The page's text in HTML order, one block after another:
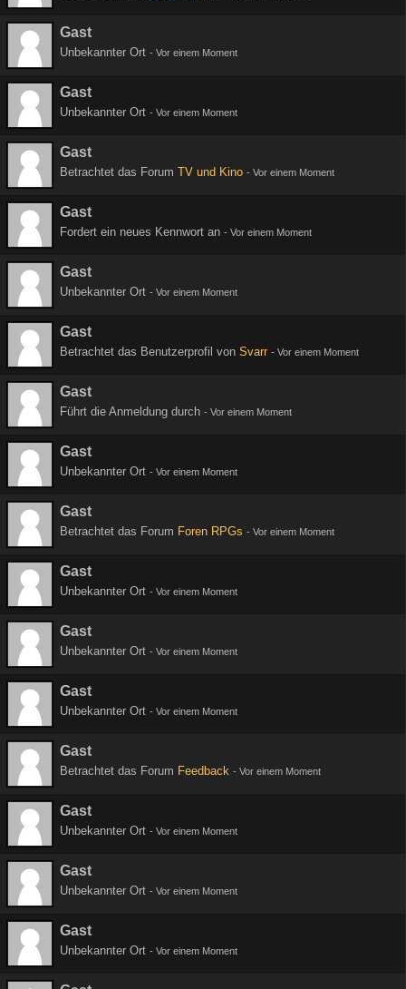
Gast
Unbekannter Ort - Vor einem Moment
Gast
Unbekannter Ort - Vor einem Moment
Gast
Betrachtet das Forum TV und Kino - Vor einem Moment
Gast
Fordert ein neues Kennwort an - Vor einem Moment
Gast
Unbekannter Ort - Vor einem Moment
Gast
Betrachtet das Benutzerprofil von Svarr - Vor einem Moment
Gast
Führt die Anmeldung durch - Vor einem Moment
Gast
Unbekannter Ort - Vor einem Moment
Gast
Betrachtet das Forum Foren RPGs - Vor einem Moment
Gast
Unbekannter Ort - Vor einem Moment
Gast
Unbekannter Ort - Vor einem Moment
Gast
Unbekannter Ort - Vor einem Moment
Gast
Betrachtet das Forum Feedback - Vor einem Moment
Gast
Unbekannter Ort - Vor einem Moment
Gast
Unbekannter Ort - Vor einem Moment
Gast
Unbekannter Ort - Vor einem Moment